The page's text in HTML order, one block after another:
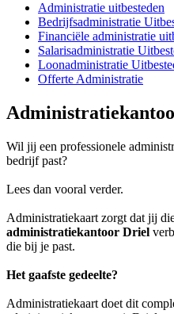
Administratie uitbesteden
Bedrijfsadministratie
Financiële administratie
Salarisadministratie
Loonadministratie
Offerte Administratie
Wil jij een professionele
bedrijf past?
Lees dan vooral verder.
Administratiekaart zorgt dat jij
administratiekantoor Driel
die bij je past.
Het gaafste gedeelte?
Administratiekaart doet dit